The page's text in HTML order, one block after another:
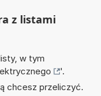
z listami
w tym
'.
chcesz przeliczyć.